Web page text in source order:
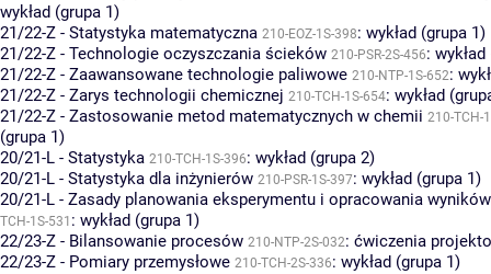
wykład (grupa 1)
21/22-Z - Statystyka matematyczna 210-EOZ-1S-398: wykład (grupa 1)
21/22-Z - Technologie oczyszczania ścieków 210-PSR-2S-456:
21/22-Z - Zaawansowane technologie paliwowe 210-NTP-1S-652:
21/22-Z - Zarys technologii chemicznej 210-TCH-1S-654: wykład
21/22-Z - Zastosowanie metod matematycznych w chemii 210-TCH-
(grupa 1)
20/21-L - Statystyka 210-TCH-1S-396: wykład (grupa 2)
20/21-L - Statystyka dla inżynierów 210-PSR-1S-397: wykład (grupa 1)
20/21-L - Zasady planowania eksperymentu i opracowania
TCH-1S-531 : wykład (grupa 1)
22/23-Z - Bilansowanie procesów 210-NTP-2S-032: ćwiczenia
22/23-Z - Pomiary przemysłowe 210-TCH-2S-336: wykład (grupa 1)